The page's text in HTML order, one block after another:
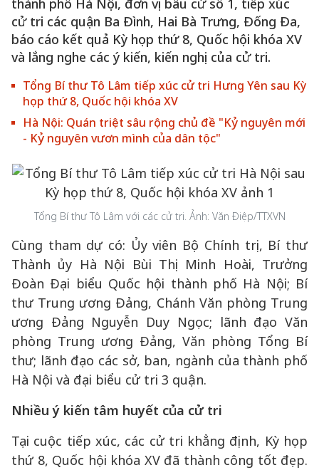
thành phố Hà Nội, đơn vị bầu cử số 1, tiếp xúc
cử tri các quận Ba Đình, Hai Bà Trưng, Đống Đa,
báo cáo kết quả Kỳ họp thứ 8, Quốc hội khóa XV
và lắng nghe các ý kiến, kiến nghị của cử tri.
Tổng Bí thư Tô Lâm tiếp xúc cử tri Hưng Yên sau Kỳ
họp thứ 8, Quốc hội khóa XV
Hà Nội: Quán triệt sâu rộng chủ đề "Kỷ nguyên mới
- Kỷ nguyên vươn mình của dân tộc"
Tổng Bí thư Tô Lâm với các cử tri. Ảnh: Văn Điệp/TTXVN
Cùng tham dự có: Ủy viên Bộ Chính trị, Bí thư
Thành ủy Hà Nội Bùi Thị Minh Hoài, Trưởng
Đoàn Đại biểu Quốc hội thành phố Hà Nội; Bí
thư Trung ương Đảng, Chánh Văn phòng Trung
ương Đảng Nguyễn Duy Ngọc; lãnh đạo Văn
phòng Trung ương Đảng, Văn phòng Tổng Bí
thư; lãnh đạo các sở, ban, ngành của thành phố
Hà Nội và đại biểu cử tri 3 quận.
Nhiều ý kiến tâm huyết của cử tri
Tại cuộc tiếp xúc, các cử tri khẳng định, Kỳ họp
thứ 8, Quốc hội khóa XV đã thành công tốt đẹp.